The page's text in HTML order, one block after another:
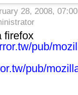
28, 2008,
firefox
pub/
pub/